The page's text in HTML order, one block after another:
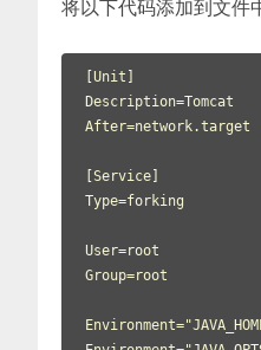
将以下代码添加到文件
[Unit]
Description=Tomcat
After=network.target
[Service]
Type=forking
User=root
Group=root